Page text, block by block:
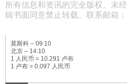
所有信息和资讯的完全版权。未
辑书面同意禁止转载。联系邮箱
莫斯科 – 09:10
北京 – 14:10
1 人民币 = 10.291 卢布
1 卢布 = 0.097 人民币